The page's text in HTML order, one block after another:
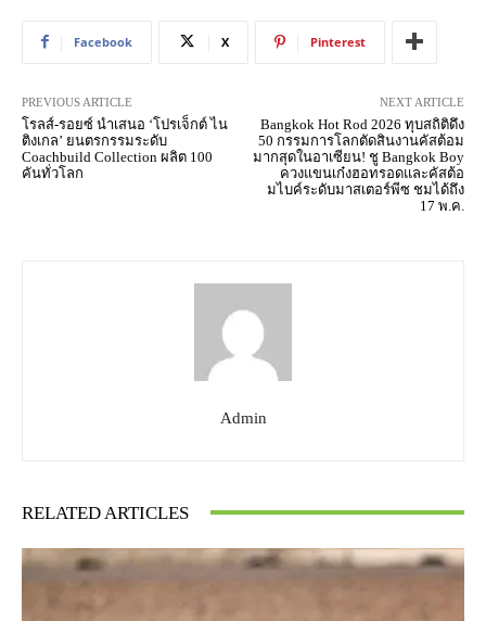
Facebook X Pinterest
PREVIOUS ARTICLE
โรลส์-รอยซ์ นำเสนอ ‘โปรเจ็กต์ ไน
ติงเกล’ ยนตรกรรมระดับ
Coachbuild Collection ผลิต 100
คันทั่วโลก
NEXT ARTICLE
Bangkok Hot Rod 2026 ทุบสถิติดึง
50 กรรมการโลกตัดสินงานคัสต้อม
มากสุดในอาเซียน! ชู Bangkok Boy
ควงแขนเก๋งฮอทรอดและคัสต้อ
มไบค์ระดับมาสเตอร์พีซ ชมได้ถึง
17 พ.ค.
Admin
RELATED ARTICLES